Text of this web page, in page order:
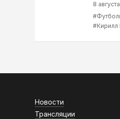
8
#Кирилл
Новости
Трансляции